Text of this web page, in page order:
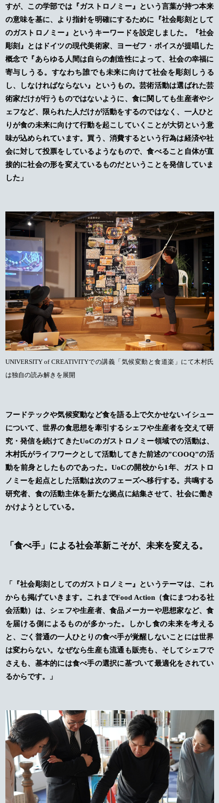
すが、この学部では『ガストロノミー』という言葉が持つ本来
の意味を基に、より指針を明確にするために『社会彫刻として
のガストロノミー』というキーワードを設定しました。『社会
彫刻』とはドイツの現代美術家、ヨーゼフ・ボイスが提唱した
概念で『あらゆる人間は自らの創造性によって、社会の幸福に
寄与しうる。すなわち誰でも未来に向けて社会を彫刻しうる
し、しなければならない』というもの。芸術活動は選ばれた芸
術家だけが行うものではないように、食に関しても生産者やシ
ェフなど、限られた人だけが活動をするのではなく、一人ひと
りが食の未来に向けて行動を起こしていくことが大切という意
味が込められています。買う、消費するという行為は経済や社
会に対して投票をしているようなもので、食べること自体が直
接的に社会の形を変えているものだということを発信していま
した」
UNIVERSITY of CREATIVITYでの講義「気候変動と食道楽」にて木村氏
は独自の読み解きを展開
フードテックや気候変動など食を語る上で欠かせないイシュー
について、世界の食思想を牽引するシェフや生産者を交えて研
究・発信を続けてきたUoCのガストロノミー領域での活動は、
木村氏がライフワークとして活動してきた前述の”COOQ”の活
動を前身としたものであった。UoCの開校から1年、ガストロ
ノミーを起点とした活動は次のフェーズへ移行する。共鳴する
研究者、食の活動主体を新たな拠点に結集させて、社会に働き
かけようとしている。
「食べ手」による社会革新こそが、未来を変える。
「『社会彫刻としてのガストロノミー』というテーマは、これ
からも掲げていきます。これまでFood Action（食にまつわる社
会活動）は、シェフや生産者、食品メーカーや思想家など、食
を届ける側によるものが多かった。しかし食の未来を考える
と、ごく普通の一人ひとりの食べ手が覚醒しないことには世界
は変わらない。なぜなら生産も流通も販売も、そしてシェフで
さえも、基本的には食べ手の選択に基づいて最適化をされてい
るからです。」